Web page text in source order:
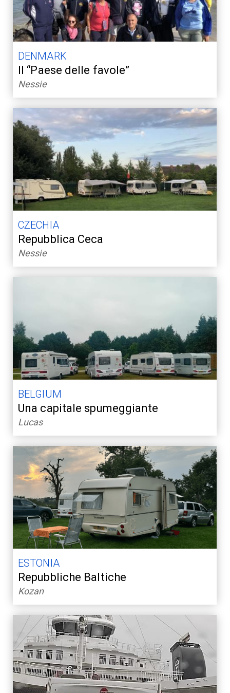
DENMARK
Il “Paese delle favole”
Nessie
CZECHIA
Repubblica Ceca
Nessie
BELGIUM
Una capitale spumeggiante
Lucas
ESTONIA
Repubbliche Baltiche
Kozan